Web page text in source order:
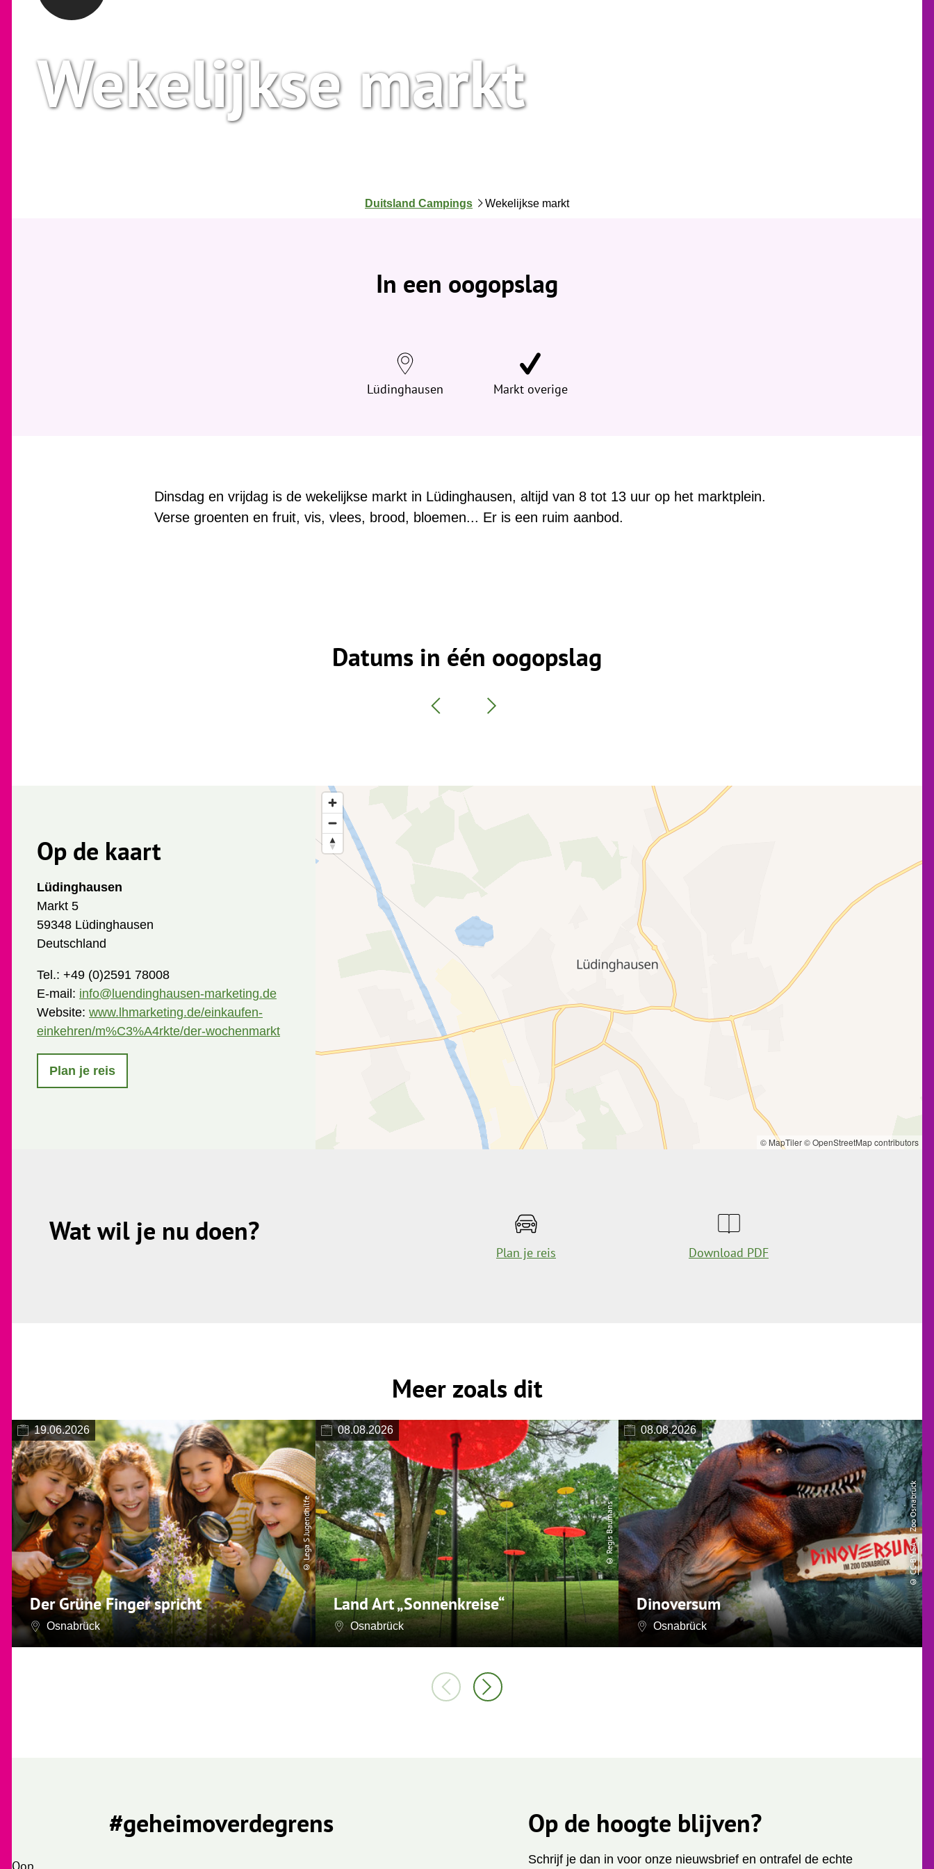
Wekelijkse markt
J
h
Duitsland Campings Wekelijkse markt
In een oogopslag
Lüdinghausen Markt overige
Dinsdag en vrijdag is de wekelijkse markt in Lüdinghausen, altijd van 8 tot 13 uur op het marktplein.
Verse groenten en fruit, vis, vlees, brood, bloemen... Er is een ruim aanbod.
Datums in één oogopslag
Op de kaart
Lüdinghausen
Markt 5
59348 Lüdinghausen
Deutschland
Tel.: +49 (0)2591 78008
E-mail: info@luendinghausen-marketing.de
Website: www.lhmarketing.de/einkaufen-
einkehren/m%C3%A4rkte/der-wochenmarkt
Plan je reis
© MapTiler© OpenStreetMap contributors
Wat wil je nu doen?
Plan je reis Download PDF
Meer zoals dit
19.06.2026
Der Grüne Finger spricht
Osnabrück
© Lega S Jugendhilfe
08.08.2026
Land Art „Sonnenkreise“
Osnabrück
© Regis Baumans
08.08.2026
Dinoversum
Osnabrück
©
CC-BY-SA
| Zoo Osnabrück
#geheimoverdegrens Op de hoogte blijven?
Schrijf je dan in voor onze nieuwsbrief en ontrafel de echte